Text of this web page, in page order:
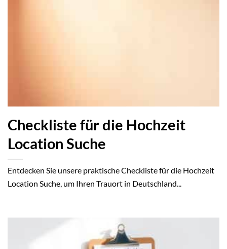
Checkliste für die Hochzeit
Location Suche
Entdecken Sie unsere praktische Checkliste für die Hochzeit
Location Suche, um Ihren Trauort in Deutschland...